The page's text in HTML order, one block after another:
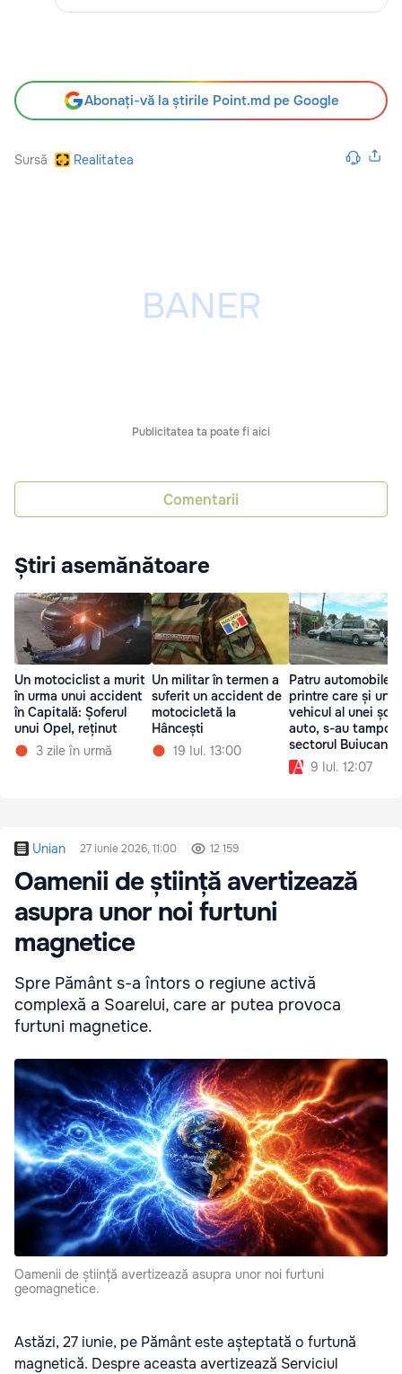
Abonați-vă la știrile Point.md pe Google
Sursă Realitatea
Publicitatea ta poate fi aici
Comentarii
Știri asemănătoare
Un motociclist a murit
în urma unui accident
în Capitală: Șoferul
unui Opel, reținut
3 zile în urmă
Un militar în termen a
suferit un accident de
motocicletă la
Hâncești
19 Iul. 13:00
Patru automobile,
printre care și un
vehicul al unei
auto, s-au
sectorul Buiucani
9 Iul. 12:07
Unian 27 iunie 2026, 11:00 12 159
Oamenii de știință avertizează
asupra unor noi furtuni
magnetice
Spre Pământ s-a întors o regiune activă
complexă a Soarelui, care ar putea provoca
furtuni magnetice.
Oamenii de știință avertizează asupra unor noi furtuni
geomagnetice.
Astăzi, 27 iunie, pe Pământ este așteptată o furtună
magnetică. Despre aceasta avertizează Serviciul